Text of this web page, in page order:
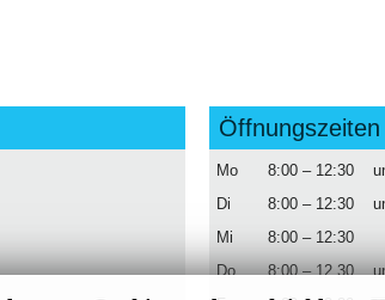
Öffnungszeiten
Mo 8:00 – 12:30
Di
8:00 – 12:30
Mi
8:00 – 12:30
Do
8:00 – 12.30